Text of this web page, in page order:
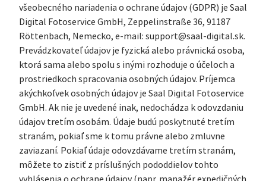
všeobecného nariadenia o ochrane údajov (GDPR) je Saal
Digital Fotoservice GmbH, Zeppelinstraße 36, 91187
Röttenbach, Nemecko, e-mail: support@saal-digital.sk.
Prevádzkovateľ údajov je fyzická alebo právnická osoba,
ktorá sama alebo spolu s inými rozhoduje o účeloch a
prostriedkoch spracovania osobných údajov. Príjemca
akýchkoľvek osobných údajov je Saal Digital Fotoservice
GmbH. Ak nie je uvedené inak, nedochádza k odovzdaniu
údajov tretím osobám. Údaje budú poskytnuté tretím
stranám, pokiaľ sme k tomu právne alebo zmluvne
zaviazaní. Pokiaľ údaje odovzdávame tretím stranám,
môžete to zistiť z príslušných pododdielov tohto